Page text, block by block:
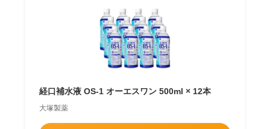
経口補水液 OS-1 オーエスワン 500ml × 12本
大塚製薬